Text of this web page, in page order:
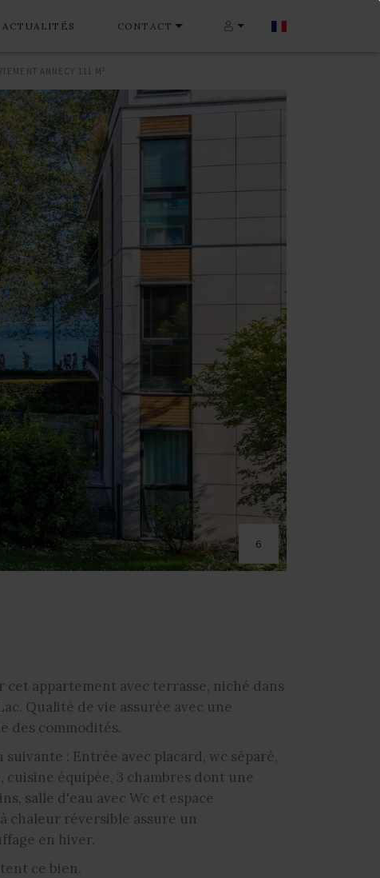
ACTUALITÉS CONTACT
ANNECY 111 M²
6
appartement avec terrasse, niché dans
Qualité de vie assurée avec une
des commodités.
suivante : Entrée avec placard, wc séparé,
cuisine équipée, 3 chambres dont une
salle d'eau avec Wc et espace
chaleur réversible assure un
en hiver.
ce bien.